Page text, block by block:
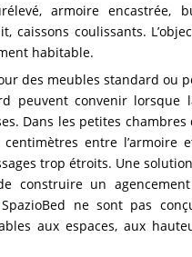
armoire encastrée,
caissons coulissants.
habitable.
des meubles standard ou
peuvent convenir
Dans les petites
entre
trop étroits. Une
construire un
SpazioBed ne sont pas
aux espaces, aux